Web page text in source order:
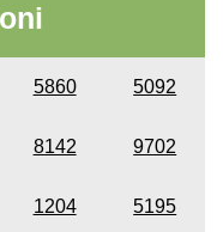
5860 5092
8142 9702
1204 5195